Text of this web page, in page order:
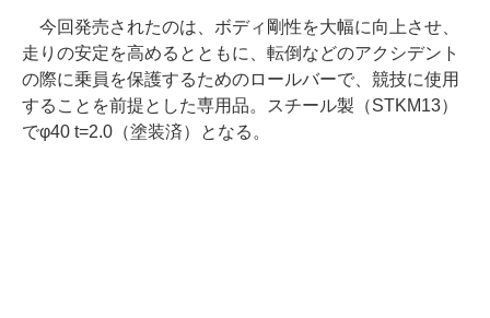
今回発売されたのは、ボディ剛性を大幅に向上させ、
走りの安定を高めるとともに、転倒などのアクシデント
の際に乗員を保護するためのロールバーで、競技に使用
することを前提とした専用品。スチール製（STKM13）
でφ40 t=2.0（塗装済）となる。